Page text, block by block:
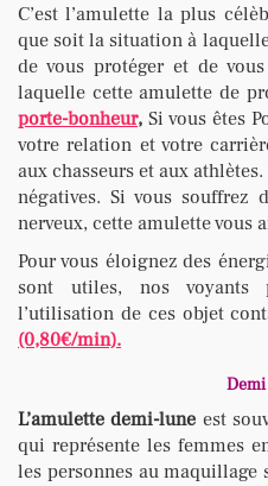
C’est l’amulette la plus
que soit la situation à
de vous protéger et de
laquelle cette amulette de
porte-bonheur, Si vous êtes
votre relation et votre
aux chasseurs et aux
négatives. Si vous souffrez
nerveux, cette amulette vous
Pour vous éloignez des
sont utiles, nos voyants
l’utilisation de ces objet
(0,80€/min).
L’amulette demi-lune est
qui représente les femmes
les personnes au maquillage